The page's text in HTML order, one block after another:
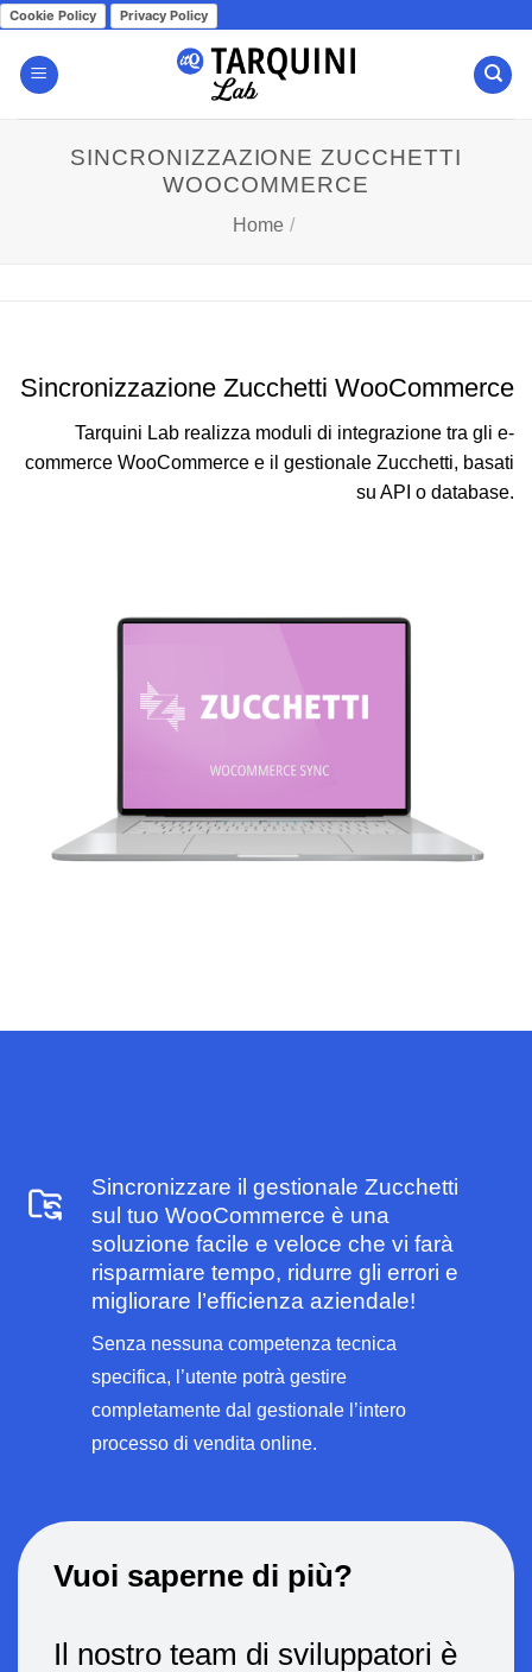
Cookie Policy Privacy Policy
ai
contenuti
SINCRONIZZAZIONE ZUCCHETTI
WOOCOMMERCE
Home /
Sincronizzazione Zucchetti WooCommerce
Tarquini Lab realizza moduli di integrazione tra gli e-
commerce WooCommerce e il gestionale Zucchetti, basati
su API o database.
Sincronizzare il gestionale Zucchetti
sul tuo WooCommerce è una
soluzione facile e veloce che vi farà
risparmiare tempo, ridurre gli errori e
migliorare l’efficienza aziendale!
Senza nessuna competenza tecnica
specifica, l’utente potrà gestire
completamente dal gestionale l’intero
processo di vendita online.
Vuoi saperne di più?
Il nostro team di sviluppatori è